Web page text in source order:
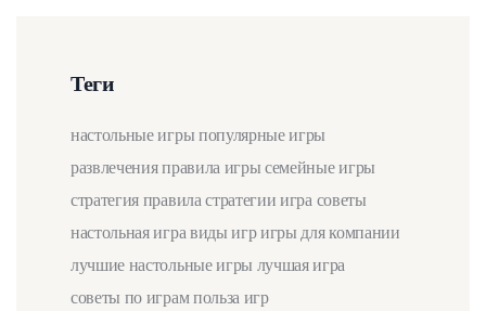
Теги
настольные игрыпопулярные игры
развлеченияправила игрысемейные игры
стратегияправиластратегиииграсоветы
настольная игравиды игригры для компании
лучшие настольные игры лучшая игра
советы по игрампольза игр